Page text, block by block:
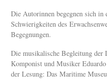
Die Autorinnen begegnen sich in
Schwierigkeiten des
Begegnungen.
Die musikalische Begleitung der
Komponist und Musiker
der Lesung: Das Maritime